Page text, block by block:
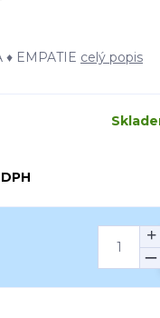
♦ EMPATIE celý popis